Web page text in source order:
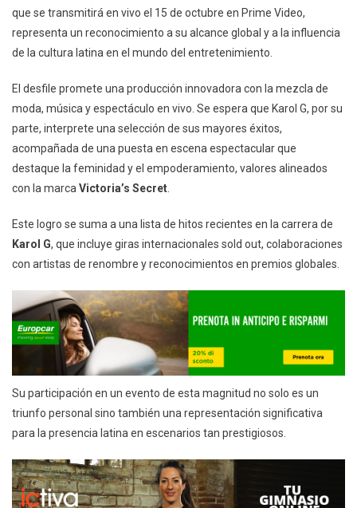
que se transmitirá en vivo el 15 de octubre en Prime Video,
representa un reconocimiento a su alcance global y a la influencia
de la cultura latina en el mundo del entretenimiento.
El desfile promete una producción innovadora con la mezcla de
moda, música y espectáculo en vivo. Se espera que Karol G, por su
parte, interprete una selección de sus mayores éxitos,
acompañada de una puesta en escena espectacular que
destaque la feminidad y el empoderamiento, valores alineados
con la marca Victoria’s Secret
Este logro se suma a una lista de hitos recientes en la carrera de
Karol G, que incluye giras internacionales sold out, colaboraciones
con artistas de renombre y reconocimientos en premios globales.
Su participación en un evento de esta magnitud no solo es un
triunfo personal sino también una representación significativa
para la presencia latina en escenarios tan prestigiosos.